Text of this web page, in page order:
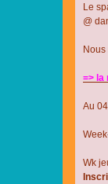
Le
@
Nous
=> la
Au
Wk